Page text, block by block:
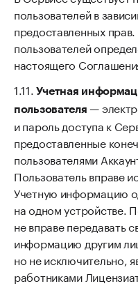
пользователей в
предоставленных
пользователей
настоящего
Учетная
пользователя —
и пароль доступа к
предоставленные
пользователями
Пользователь вправе
Учетную информацию
на одном устройстве.
не вправе передавать
информацию другим
но не исключительно,
работниками